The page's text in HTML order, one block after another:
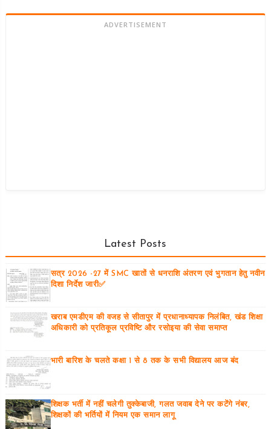
ADVERTISEMENT
Latest Posts
सत्र 2026 -27 में SMC खातों से धनराशि अंतरण एवं भुगतान हेतु नवीन
दिशा निर्देश जारी✅
खराब एमडीएम की वजह से सीतापुर में प्रधानाध्यापक निलंबित, खंड शिक्षा
अधिकारी को प्रतिकूल प्रविष्टि और रसोइया की सेवा समाप्त
भारी बारिश के चलते कक्षा 1 से 8 तक के सभी विद्यालय आज बंद
शिक्षक भर्ती में नहीं चलेगी तुक्केबाजी, गलत जवाब देने पर कटेंगे नंबर,
शिक्षकों की भर्तियों में नियम एक समान लागू